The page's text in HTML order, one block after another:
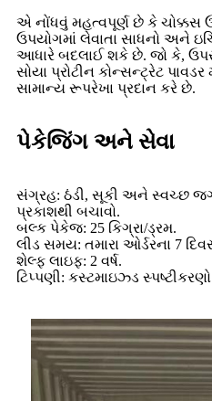
એ નોંધવું મહત્વપૂર્ણ છે કે ચોક્કસ
ઉપયોગમાં લેવાતા સાધનો અને
આધારે બદલાઈ શકે છે. જો કે,
સોયા પ્રોટીન કોન્સન્ટ્રેટ પાવડર
સામાન્ય રૂપરેખા પ્રદાન કરે છે.
પેકેજિંગ અને સેવા
સંગ્રહ: ઠંડી, સૂકી અને સ્વચ્છ
પ્રકાશથી બચાવો.
બલ્ક પેકેજ: 25 કિગ્રા/ડ્રમ.
લીડ સમય: તમારા ઓર્ડરના 7
શેલ્ફ લાઇફ: 2 વર્ષ.
ટિપ્પણી: કસ્ટમાઇઝ્ડ